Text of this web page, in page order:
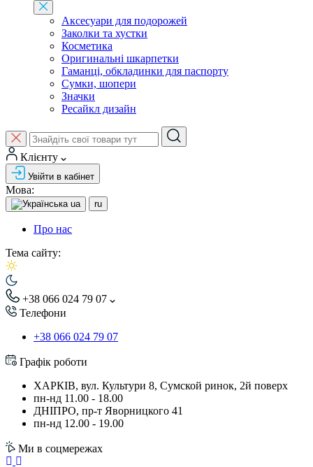
Аксесуари для подорожей
Заколки та хустки
Косметика
Оригинальні шкарпетки
Гаманці, обкладинки для паспорту
Сумки, шопери
Значки
Ресайкл дизайн
Клієнту
Увійти в кабінет
Мова:
ua ru
Про нас
Тема сайту:
+38 066 024 79 07
Телефони
+38 066 024 79 07
Графік роботи
ХАРКІВ, вул. Культури 8, Сумской ринок, 2й поверх
пн-нд 11.00 - 18.00
ДНІПРО, пр-т Яворницкого 41
пн-нд 12.00 - 19.00
Ми в соцмережах